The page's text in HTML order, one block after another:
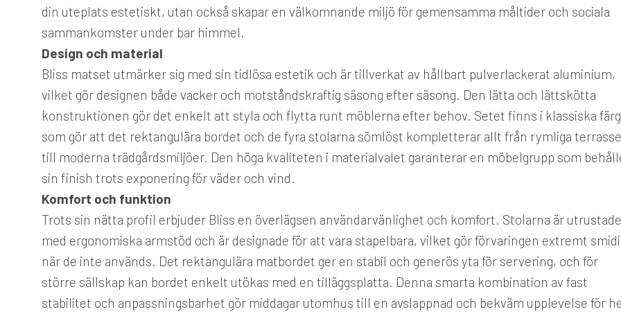
din uteplats estetiskt, utan också skapar en välkomnande miljö för gemensamma måltider och sociala
sammankomster under bar himmel.
Design och material
Bliss matset utmärker sig med sin tidlösa estetik och är tillverkat av hållbart pulverlackerat aluminium,
vilket gör designen både vacker och motståndskraftig säsong efter säsong. Den lätta och lättskötta
konstruktionen gör det enkelt att styla och flytta runt möblerna efter behov. Setet finns i klassiska
som gör att det rektangulära bordet och de fyra stolarna sömlöst kompletterar allt från rymliga
till moderna trädgårdsmiljöer. Den höga kvaliteten i materialvalet garanterar en möbelgrupp som
sin finish trots exponering för väder och vind.
Komfort och funktion
Trots sin nätta profil erbjuder Bliss en överlägsen användarvänlighet och komfort. Stolarna är utrustade
med ergonomiska armstöd och är designade för att vara stapelbara, vilket gör förvaringen extremt
när de inte används. Det rektangulära matbordet ger en stabil och generös yta för servering, och för
större sällskap kan bordet enkelt utökas med en tilläggsplatta. Denna smarta kombination av fast
stabilitet och anpassningsbarhet gör middagar utomhus till en avslappnad och bekväm upplevelse för